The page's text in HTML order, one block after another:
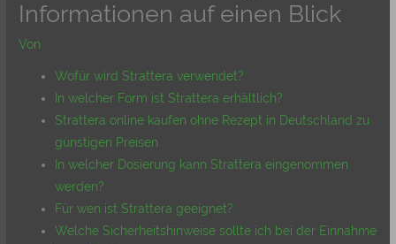
Informationen auf einen Blick
Von
Wofür wird Strattera verwendet?
In welcher Form ist Strattera erhältlich?
Strattera online kaufen ohne Rezept in Deutschland zu
günstigen Preisen
In welcher Dosierung kann Strattera eingenommen
werden?
Für wen ist Strattera geeignet?
Welche Sicherheitshinweise sollte ich bei der Einnahme